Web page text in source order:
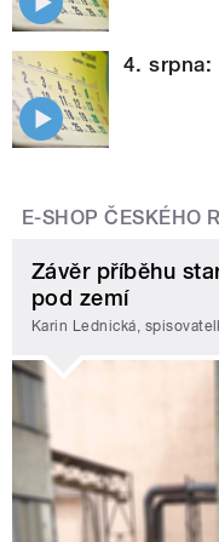
4. srpna:
E-SHOP ČESKÉHO
Závěr příběhu
pod zemí
Karin Lednická,